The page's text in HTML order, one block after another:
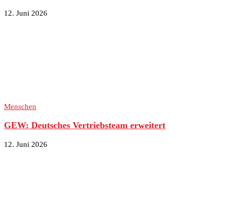
12. Juni 2026
Menschen
GEW: Deutsches Vertriebsteam erweitert
12. Juni 2026